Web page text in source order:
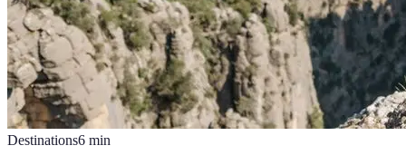
Destinations6 min